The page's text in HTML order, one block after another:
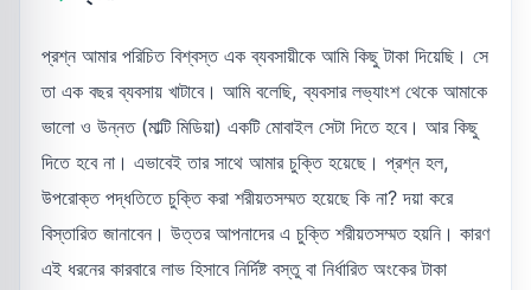
প্রশ্ন আমার পরিচিত বিশ্বস্ত এক ব্যবসায়ীকে আমি কিছু টাকা দিয়েছি। সে
তা এক বছর ব্যবসায় খাটাবে। আমি বলেছি, ব্যবসার লভ্যাংশ থেকে আমাকে
ভালো ও উন্নত (মাল্টি মিডিয়া) একটি মোবাইল সেটা দিতে হবে। আর কিছু
দিতে হবে না। এভাবেই তার সাথে আমার চুক্তি হয়েছে। প্রশ্ন হল,
উপরোক্ত পদ্ধতিতে চুক্তি করা শরীয়তসম্মত হয়েছে কি না? দয়া করে
বিস্তারিত জানাবেন। উত্তর আপনাদের এ চুক্তি শরীয়তসম্মত হয়নি। কারণ
এই ধরনের কারবারে লাভ হিসাবে নির্দিষ্ট বস্তু বা নির্ধারিত অংকের টাকা